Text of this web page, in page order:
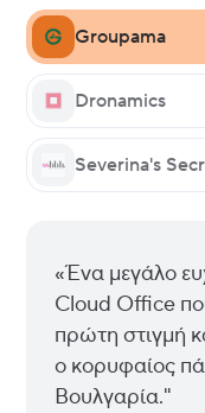
Groupama
Dronamics
Severina's
«Ένα μεγάλο
Cloud Office
πρώτη στιγμή
ο κορυφαίος
Βουλγαρία."